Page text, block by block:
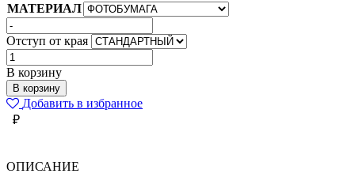
МАТЕРИАЛ
Отступ от края
Количество
товара
ХУЛИО
ОЗДЕМИР
ДЕВУШКА
МАКИ
В корзину
В корзину
Добавить в избранное
₽
ОПИСАНИЕ